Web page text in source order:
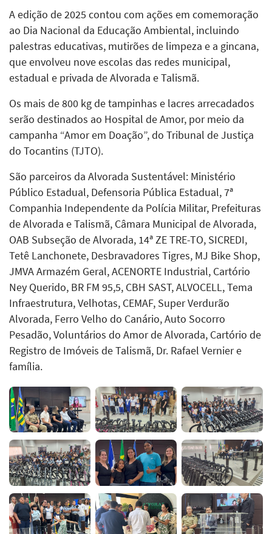
A edição de 2025 contou com ações em comemoração
ao Dia Nacional da Educação Ambiental, incluindo
palestras educativas, mutirões de limpeza e a gincana,
que envolveu nove escolas das redes municipal,
estadual e privada de Alvorada e Talismã.
Os mais de 800 kg de tampinhas e lacres arrecadados
serão destinados ao Hospital de Amor, por meio da
campanha “Amor em Doação”, do Tribunal de Justiça
do Tocantins (TJTO).
São parceiros da Alvorada Sustentável: Ministério
Público Estadual, Defensoria Pública Estadual, 7ª
Companhia Independente da Polícia Militar, Prefeituras
de Alvorada e Talismã, Câmara Municipal de Alvorada,
OAB Subseção de Alvorada, 14ª ZE TRE-TO, SICREDI,
Tetê Lanchonete, Desbravadores Tigres, MJ Bike Shop,
JMVA Armazém Geral, ACENORTE Industrial, Cartório
Ney Querido, BR FM 95,5, CBH SAST, ALVOCELL, Tema
Infraestrutura, Velhotas, CEMAF, Super Verdurão
Alvorada, Ferro Velho do Canário, Auto Socorro
Pesadão, Voluntários do Amor de Alvorada, Cartório de
Registro de Imóveis de Talismã, Dr. Rafael Vernier e
família.